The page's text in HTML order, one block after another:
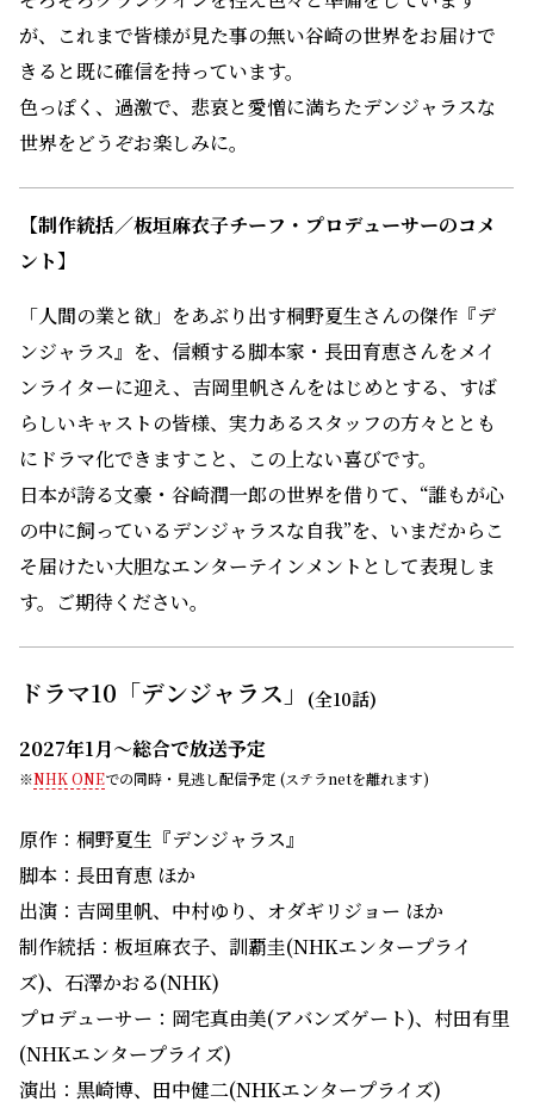
が、これまで皆様が見た事の無い谷崎の世界をお届けで
きると既に確信を持っています。
色っぽく、過激で、悲哀と愛憎に満ちたデンジャラスな
世界をどうぞお楽しみに。
【制作統括／板垣麻衣子チーフ・プロデューサーのコメ
ント】
「人間の業と欲」をあぶり出す桐野夏生さんの傑作『デ
ンジャラス』を、信頼する脚本家・長田育恵さんをメイ
ンライターに迎え、吉岡里帆さんをはじめとする、すば
らしいキャストの皆様、実力あるスタッフの方々ととも
にドラマ化できますこと、この上ない喜びです。
日本が誇る文豪・谷崎潤一郎の世界を借りて、“誰もが心
の中に飼っているデンジャラスな自我”を、いまだからこ
そ届けたい大胆なエンターテインメントとして表現しま
す。ご期待ください。
ドラマ10「デンジャラス」 (全10話)
2027年1月～総合で放送予定
※NHK ONEでの同時・見逃し配信予定 (ステラnetを離れます)
原作：桐野夏生『デンジャラス』
脚本：長田育恵 ほか
出演：吉岡里帆、中村ゆり、オダギリジョー ほか
制作統括：板垣麻衣子、訓覇圭(NHKエンタープライ
ズ)、石澤かおる(NHK)
プロデューサー：岡宅真由美(アバンズゲート)、村田有里
(NHKエンタープライズ)
演出：黒崎博、田中健二(NHKエンタープライズ)